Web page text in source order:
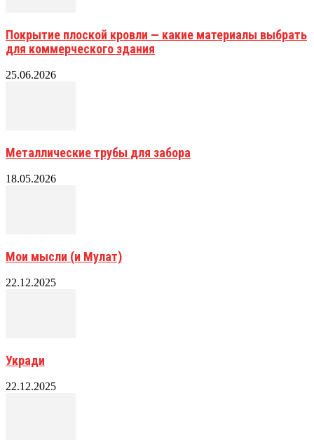
Покрытие плоской кровли — какие материалы выбрать
для коммерческого здания
25.06.2026
Металлические трубы для забора
18.05.2026
Мои мысли (и Мулат)
22.12.2025
Укради
22.12.2025